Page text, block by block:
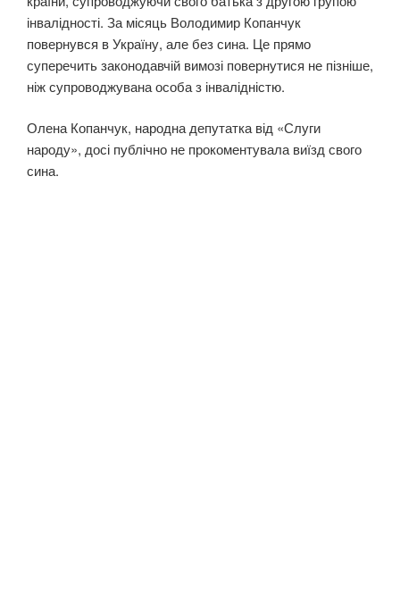
інвалідності. За місяць Володимир Копанчук
повернувся в Україну, але без сина. Це прямо
суперечить законодавчій вимозі повернутися не пізніше,
ніж супроводжувана особа з інвалідністю.
Олена Копанчук, народна депутатка від «Слуги
народу», досі публічно не прокоментувала виїзд свого
сина.